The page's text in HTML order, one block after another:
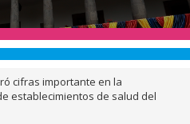
cifras importante en la
establecimientos de salud del